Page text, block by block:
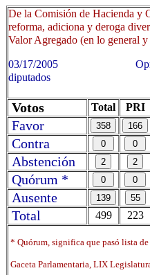
De la Comisión de Hacienda y
reforma, adiciona y deroga
Valor Agregado (en lo general
03/17/2005 Oprima
diputados
Votos Total PRI
Favor
Contra
Abstención
Quórum *
Ausente
Total
499 223
* Quórum, significa que pasó lista
Gaceta Parlamentaria, LIX